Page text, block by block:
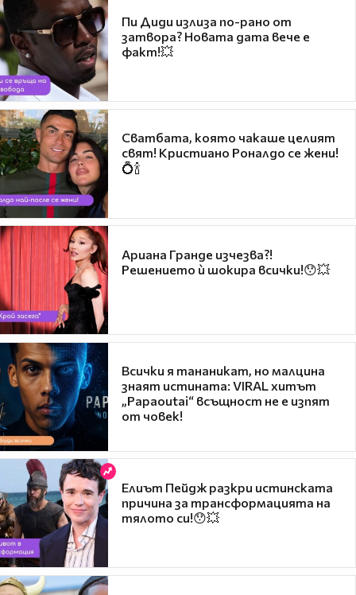
Пи Диди излиза по-рано от
затвора? Новата дата вече е
факт!💥
Сватбата, която чакаше целият
свят! Кристиано Роналдо се жени!
💍🍾
Ариана Гранде изчезва?!
Решението ѝ шокира всички!😯💥
Всички я тананикат, но малцина
знаят истината: VIRAL хитът
„Papaoutai“ всъщност не е изпят
от човек!
Елиът Пейдж разкри истинската
причина за трансформацията на
тялото си!😯💥